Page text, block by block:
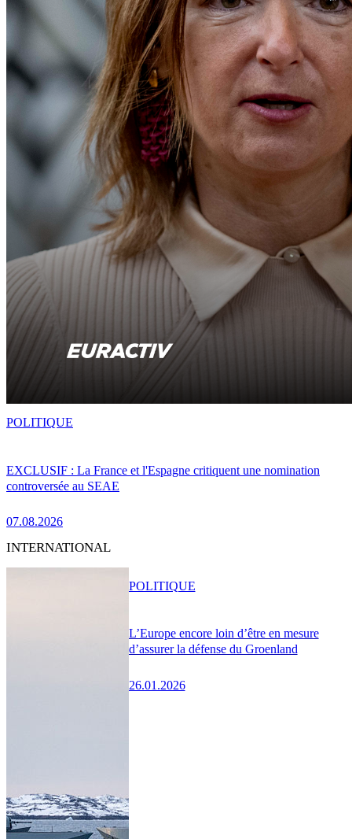
EXCLUSIF : La France et l'Espagne critiquent une nomination
controversée au SEAE
07.08.2026
POLITIQUE
INTERNATIONAL
L’Europe encore loin d’être en mesure
d’assurer la défense du Groenland
26.01.2026
POLITIQUE